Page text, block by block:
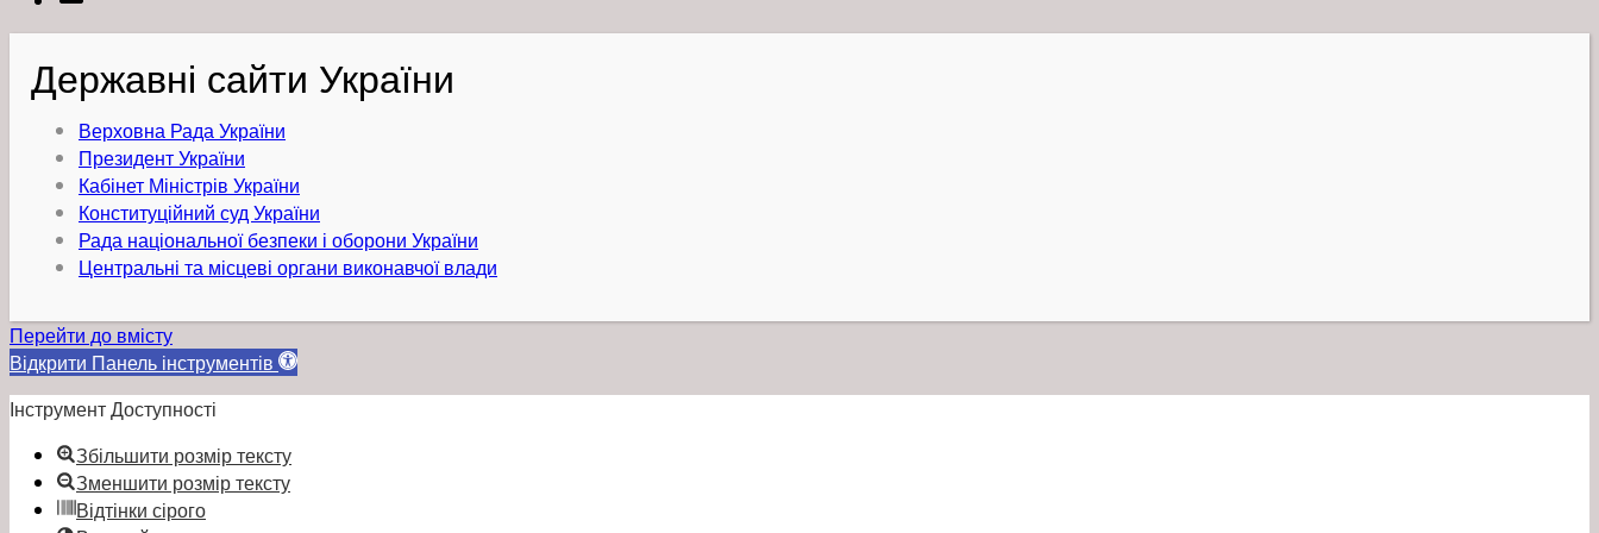
Державні сайти України
Верховна Рада України
Президент України
Кабінет Міністрів України
Конституційний суд України
Рада національної безпеки і оборони України
Центральні та місцеві органи виконавчої влади
Перейти до вмісту
Відкрити Панель інструментів
Інструмент Доступності
Збільшити розмір тексту
Зменшити розмір тексту
Відтінки сірого